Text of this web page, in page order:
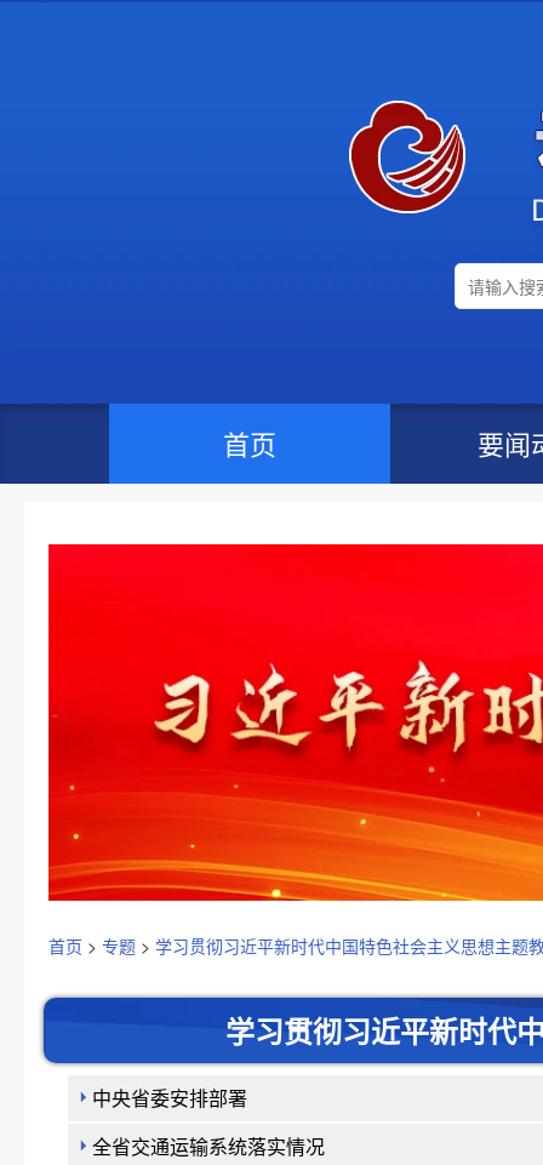
首页 要闻
首页 > 专题 > 学习贯彻习近平新时代中国特色社会主义思想主题
学习贯彻习近平新时代
中央省委安排部署
全省交通运输系统落实情况